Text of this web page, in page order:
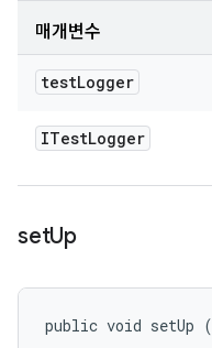
매개변수
testLogger
ITestLogger
setUp
public void setUp (